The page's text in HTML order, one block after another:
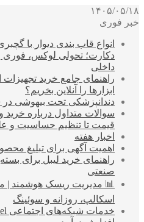
۱۴۰۵/۰۵/۱۸
خبر فوری
انواع قاب بندی دیوار با
دکارت؛ تحولی لوکس، فوری
داخلی
راهنمای جامع خرید
ابزارها را آنلاین بخریم؟
دندانپزشکی تحت بیهوشی
سوالات متداول درباره
قیمت تا تنظیم حساسیت و
اخبار هفته
اهمیت آگهی برای تبلیغ
راهنمای خرید لیبل برای
صنعتی
📊 مدیریت ریسک هوشمند |
اسکالپ، روزانه و سوئینگ